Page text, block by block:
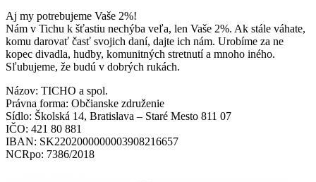
Aj my potrebujeme Vaše 2%!
Nám v Tichu k šťastiu nechýba veľa, len Vaše 2%. Ak stále váhate,
komu darovať časť svojich daní, dajte ich nám. Urobíme za ne
kopec divadla, hudby, komunitných stretnutí a mnoho iného.
Sľubujeme, že budú v dobrých rukách.
Názov: TICHO a spol.
Právna forma: Občianske združenie
Sídlo: Školská 14, Bratislava – Staré Mesto 811 07
IČO: 421 80 881
IBAN: SK2202000000003908216657
NCRpo: 7386/2018